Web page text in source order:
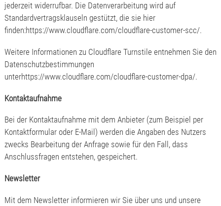
jederzeit widerrufbar. Die Datenverarbeitung wird auf
Standardvertragsklauseln gestützt, die sie hier
finden:https://www.cloudflare.com/cloudflare-customer-scc/.
Weitere Informationen zu Cloudflare Turnstile entnehmen Sie den
Datenschutzbestimmungen
unterhttps://www.cloudflare.com/cloudflare-customer-dpa/.
Kontaktaufnahme
Bei der Kontaktaufnahme mit dem Anbieter (zum Beispiel per
Kontaktformular oder E-Mail) werden die Angaben des Nutzers
zwecks Bearbeitung der Anfrage sowie für den Fall, dass
Anschlussfragen entstehen, gespeichert.
Newsletter
Mit dem Newsletter informieren wir Sie über uns und unsere